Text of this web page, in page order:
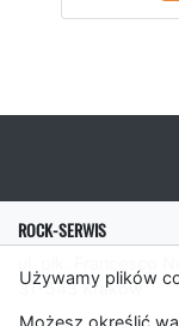
Używamy plików
Możesz określić
ROCK-SERWIS
31-543 Kraków